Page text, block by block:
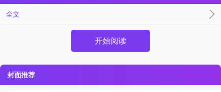
全文
开始阅读
封面推荐